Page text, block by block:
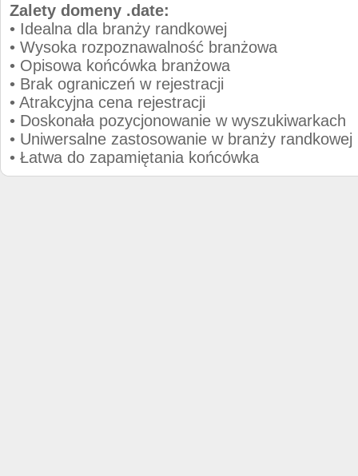
Zalety domeny .date:
• Idealna dla branży randkowej
• Wysoka rozpoznawalność branżowa
• Opisowa końcówka branżowa
• Brak ograniczeń w rejestracji
• Atrakcyjna cena rejestracji
• Doskonała pozycjonowanie w wyszukiwarkach
• Uniwersalne zastosowanie w branży randkowej
• Łatwa do zapamiętania końcówka